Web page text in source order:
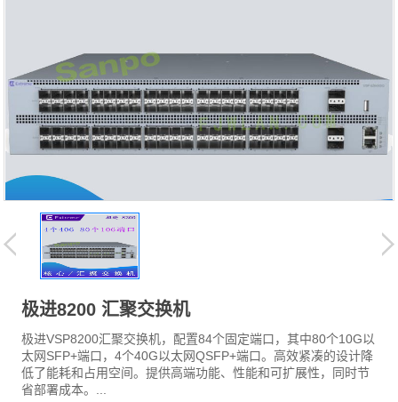
极进8200 汇聚交换机
极进VSP8200汇聚交换机，配置84个固定端口，其中80个10G以
太网SFP+端口，4个40G以太网QSFP+端口。高效紧凑的设计降
低了能耗和占用空间。提供高端功能、性能和可扩展性，同时节
省部署成本。...